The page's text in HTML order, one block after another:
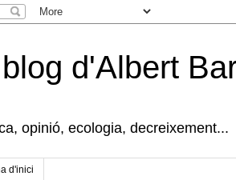
d'Albert
opinió, ecologia, decreixement...
d'inici